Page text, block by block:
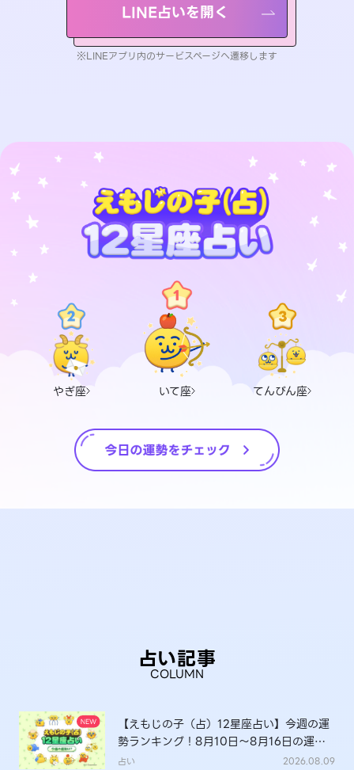
LINE占いを開く
※LINEアプリ内のサービスページへ遷移します
やぎ座 いて座 てんびん座
占い記事
COLUMN
【えもじの子（占）12星座占い】今週の運
勢ランキング！8月10日～8月16日の運勢
は？
占い 2026.08.09